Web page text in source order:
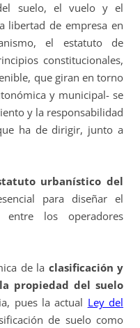
suelo, el vuelo y el
libertad de empresa en
el estatuto de
constitucionales,
que giran en torno
y municipal- se
y la responsabilidad
ha de dirigir, junto a
urbanístico del
para diseñar el
los operadores
de la clasificación y
propiedad del suelo
pues la actual Ley del
de suelo como